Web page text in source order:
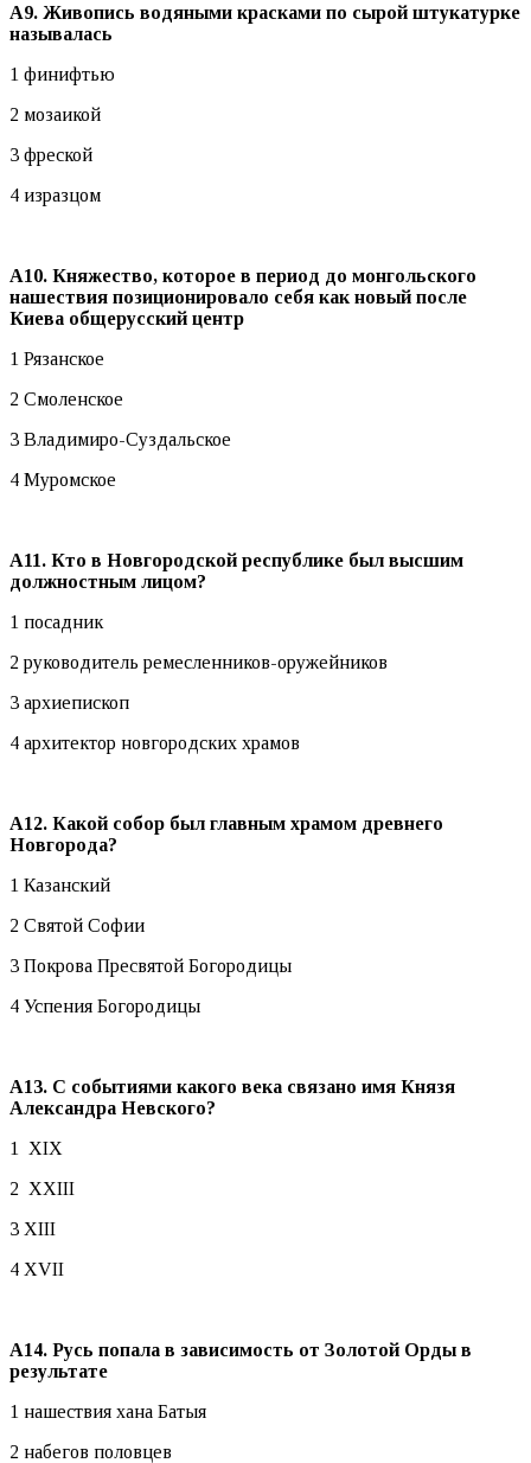
А9. Живопись водяными красками по сырой штукатурке
называлась
1 финифтью
2 мозаикой
3 фреской
4 изразцом
А10. Княжество, которое в период до монгольского
нашествия позиционировало себя как новый после
Киева общерусский центр
1 Рязанское
2 Смоленское
3 Владимиро-Суздальское
4 Муромское
А11. Кто в Новгородской республике был высшим
должностным лицом?
1 посадник
2 руководитель ремесленников-оружейников
3 архиепископ
4 архитектор новгородских храмов
А12. Какой собор был главным храмом древнего
Новгорода?
1 Казанский
2 Святой Софии
3 Покрова Пресвятой Богородицы
4 Успения Богородицы
А13. С событиями какого века связано имя Князя
Александра Невского?
1 XIX
2 XXIII
3 XIII
4 XVII
А14. Русь попала в зависимость от Золотой Орды в
результате
1 нашествия хана Батыя
2 набегов половцев